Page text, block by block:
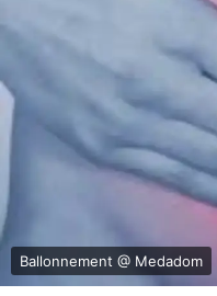
Ballonnement @ Medadom